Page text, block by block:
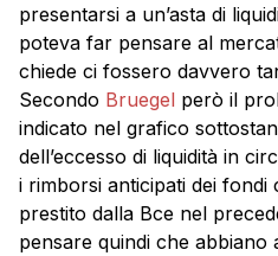
presentarsi a un’asta di
poteva far pensare al
chiede ci fossero davvero
Secondo Bruegel però il
indicato nel grafico
dell’eccesso di liquidità in
i rimborsi anticipati dei
prestito dalla Bce nel
pensare quindi che abbiano